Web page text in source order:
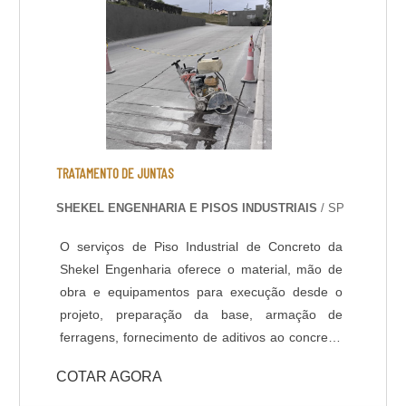
penetre....
TRATAMENTO DE JUNTAS
SHEKEL ENGENHARIA E PISOS INDUSTRIAIS / SP
O serviços de Piso Industrial de Concreto da
Shekel Engenharia oferece o material, mão de
obra e equipamentos para execução desde o
projeto, preparação da base, armação de
ferragens, fornecimento de aditivos ao concreto,
acabamento (polido, float, vassourado,
COTAR AGORA